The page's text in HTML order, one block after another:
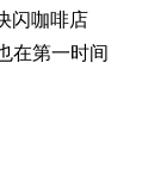
闪咖啡店
在第一时间